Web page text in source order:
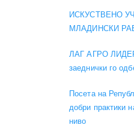
ИСКУСТВЕНО
МЛАДИНСКИ
ЛАГ АГРО
заеднички го
Посета на
добри практики
ниво